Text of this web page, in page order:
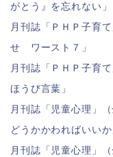
がとう』を忘れない」
月刊誌「ＰＨＰ子育
せ ワースト７」
月刊誌「ＰＨＰ子育
ほうび言葉」
月刊誌「児童心理」
どうかかわればいいか
月刊誌「児童心理」